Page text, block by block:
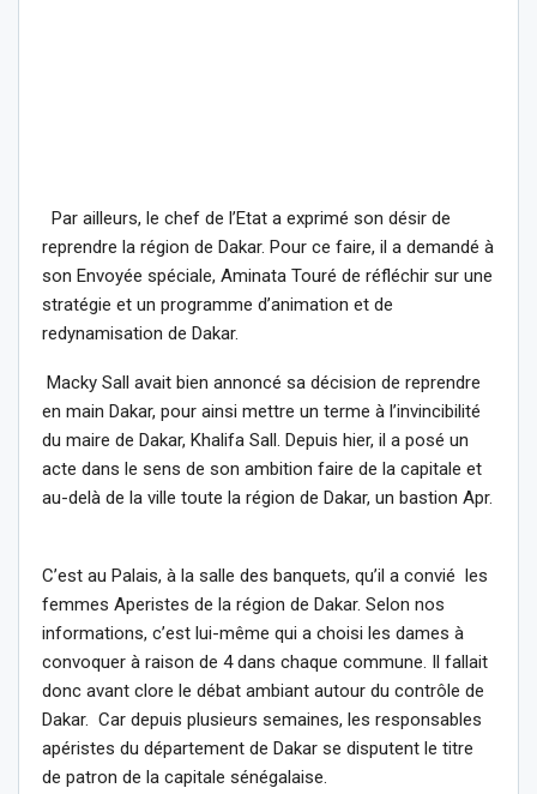
Par ailleurs, le chef de l’Etat a exprimé son désir de
reprendre la région de Dakar. Pour ce faire, il a demandé à
son Envoyée spéciale, Aminata Touré de réfléchir sur une
stratégie et un programme d’animation et de
redynamisation de Dakar.
Macky Sall avait bien annoncé sa décision de reprendre
en main Dakar, pour ainsi mettre un terme à l’invincibilité
du maire de Dakar, Khalifa Sall. Depuis hier, il a posé un
acte dans le sens de son ambition faire de la capitale et
au-delà de la ville toute la région de Dakar, un bastion Apr.
C’est au Palais, à la salle des banquets, qu’il a convié les
femmes Aperistes de la région de Dakar. Selon nos
informations, c’est lui-même qui a choisi les dames à
convoquer à raison de 4 dans chaque commune. Il fallait
donc avant clore le débat ambiant autour du contrôle de
Dakar. Car depuis plusieurs semaines, les responsables
apéristes du département de Dakar se disputent le titre
de patron de la capitale sénégalaise.